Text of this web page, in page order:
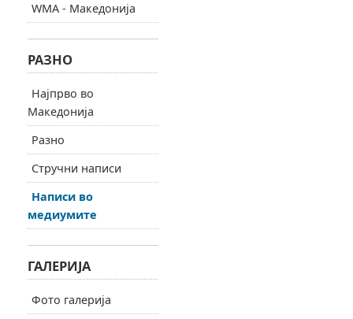
WMA - Македонија
РАЗНО
Најпрво во
Македонија
Разно
Стручни написи
Написи во
медиумите
ГАЛЕРИЈА
Фото галерија